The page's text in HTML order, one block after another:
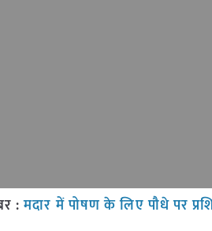
:मदार में पोषण के लिए पौधे पर